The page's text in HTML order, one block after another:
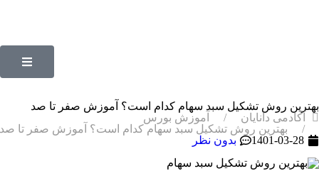
بهترین روش تشکیل سبد سهام کدام است؟ آموزش صفر تا صد
آکادمی دانایان
آموزش بورس
بهترین روش تشکیل سبد سهام کدام است؟ آموزش صفر تا صد
1401-03-28
بدون نظر